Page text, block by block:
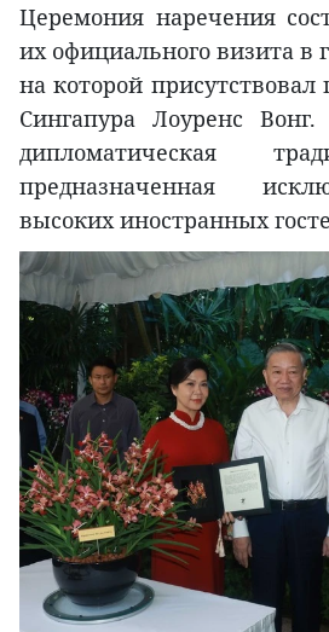
Церемония наречения
их официального визита в
на которой
Сингапура Лоуренс
дипломатическая
предназначенная
высоких иностранных